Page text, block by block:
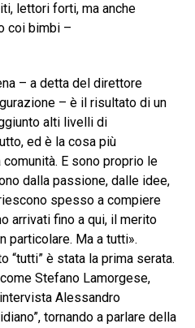
lettori forti, ma anche
coi bimbi –
– a detta del direttore
– è il risultato di un
alti livelli di
ed è la cosa più
E sono proprio le
dalla passione, dalle idee,
spesso a compiere
arrivati fino a qui, il merito
particolare. Ma a tutti».
“tutti” è stata la prima serata.
Stefano Lamorgese,
Alessandro
tornando a parlare della